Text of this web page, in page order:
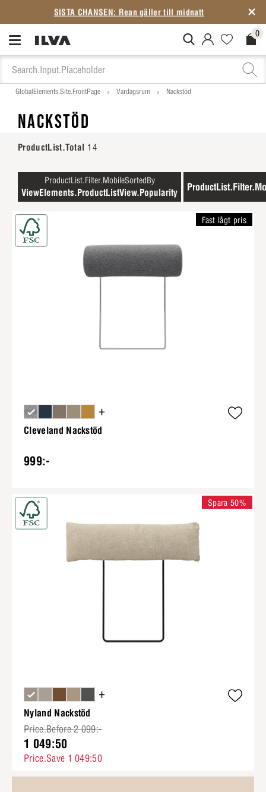
SISTA CHANSEN: Rean gäller till midnatt
MitIlva.Login 0
GlobalElements.Site.FrontPage Vardagsrum Nackstöd
NACKSTÖD
ProductList.Total 14
ProductList.Filter.MobileSortedBy
ViewElements.ProductListView.Popularity
+
Cleveland Nackstöd
999:-
Fast lågt pris
+
Nyland Nackstöd
Price.Before 2 099:-
1 049:50
Price.Save 1 049:50
Spara 50%